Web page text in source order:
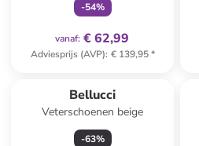
-54%
vanaf: € 62,99
Adviesprijs (AVP): € 139,95*
Bellucci
Veterschoenen beige
-63%